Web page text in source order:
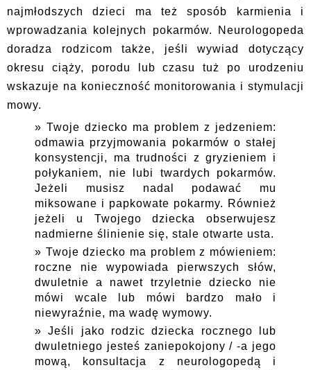
najmłodszych dzieci ma też sposób karmienia i
wprowadzania kolejnych pokarmów. Neurologopeda
doradza rodzicom także, jeśli wywiad dotyczący
okresu ciąży, porodu lub czasu tuż po urodzeniu
wskazuje na konieczność monitorowania i stymulacji
mowy.
Twoje dziecko ma problem z jedzeniem:
odmawia przyjmowania pokarmów o stałej
konsystencji, ma trudności z gryzieniem i
połykaniem, nie lubi twardych pokarmów.
Jeżeli musisz nadal podawać mu
miksowane i papkowate pokarmy. Również
jeżeli u Twojego dziecka obserwujesz
nadmierne ślinienie się, stale otwarte usta.
Twoje dziecko ma problem z mówieniem:
roczne nie wypowiada pierwszych słów,
dwuletnie a nawet trzyletnie dziecko nie
mówi wcale lub mówi bardzo mało i
niewyraźnie, ma wadę wymowy.
Jeśli jako rodzic dziecka rocznego lub
dwuletniego jesteś zaniepokojony / -a jego
mową, konsultacja z neurologopedą i